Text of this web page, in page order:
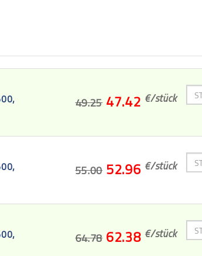
49.25 47.42 €/stück
55.00 52.96 €/stück
64.78 62.38 €/stück